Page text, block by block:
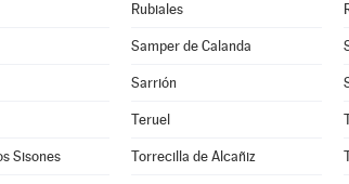
Rubiales
Samper de Calanda
Sarrión
Teruel
Sisones Torrecilla de Alcañiz